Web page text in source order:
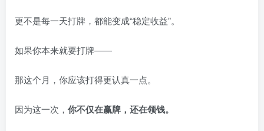
更不是每一天打牌，都能变成“稳定收益”。
如果你本来就要打牌——
那这个月，你应该打得更认真一点。
因为这一次， 你不仅在赢牌，还在领钱。